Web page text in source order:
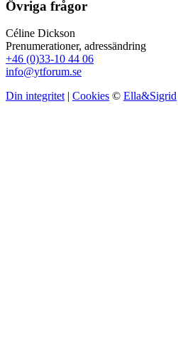
Övriga frågor
Céline Dickson
Prenumerationer, adressändring
+46 (0)33-10 44 06
info@ytforum.se
Din integritet | Cookies © Ella&Sigrid